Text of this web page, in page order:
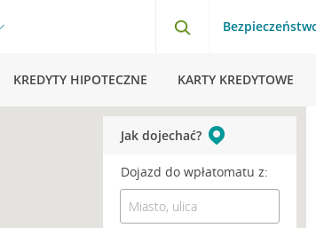
KREDYTY HIPOTECZNE KARTY KREDYTOWE
Jak dojechać?
Dojazd do wpłatomatu z: